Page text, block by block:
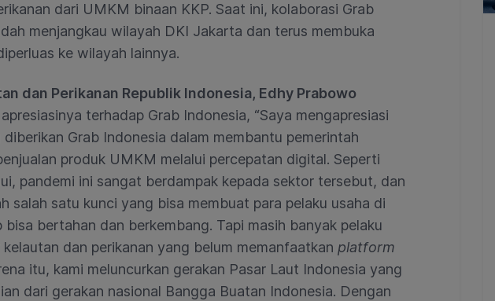
dari UMKM binaan KKP. Saat ini, kolaborasi Grab
menjangkau wilayah DKI Jakarta dan terus membuka
ke wilayah lainnya.
dan Perikanan Republik Indonesia, Edhy Prabowo
terhadap Grab Indonesia, “Saya mengapresiasi
Grab Indonesia dalam membantu pemerintah
produk UMKM melalui percepatan digital. Seperti
pandemi ini sangat berdampak kepada sektor tersebut, dan
salah satu kunci yang bisa membuat para pelaku usaha di
bisa bertahan dan berkembang. Tapi masih banyak pelaku
dan perikanan yang belum memanfaatkan platform
itu, kami meluncurkan gerakan Pasar Laut Indonesia yang
dari gerakan nasional Bangga Buatan Indonesia. Dengan